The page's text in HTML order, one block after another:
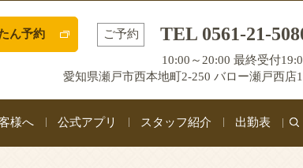
ん予約 ご予約 TEL 0561-21-
10:00～20:00 最終受付
愛知県瀬戸市西本地町2-250 バロー瀬戸西店
様へ 公式アプリ スタッフ紹介 出勤表